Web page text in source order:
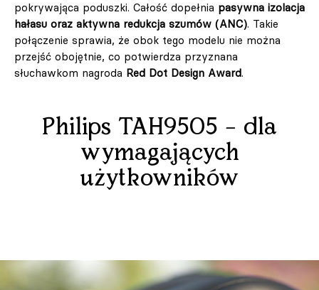
pokrywająca poduszki. Całość dopełnia pasywna izolacja
hałasu oraz aktywna redukcja szumów (ANC). Takie
połączenie sprawia, że obok tego modelu nie można
przejść obojętnie, co potwierdza przyznana
słuchawkom nagroda Red Dot Design Award.
Philips TAH9505 – dla
wymagających
użytkowników